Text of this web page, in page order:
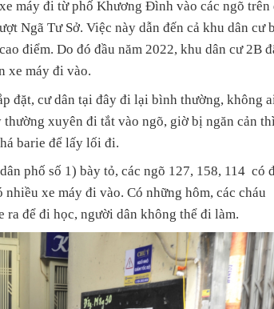
máy đi từ phố Khương Đình vào các ngõ trên
Ngã Tư Sở. Việc này dẫn đến cả khu dân cư
điểm. Do đó đầu năm 2022, khu dân cư 2B
xe máy đi vào.
đặt, cư dân tại đây đi lại bình thường, không
xuyên đi tắt vào ngõ, giờ bị ngăn cản
barie để lấy lối đi.
phố số 1) bày tỏ, các ngõ 127, 158, 114 có
xe máy đi vào. Có những hôm, các cháu
để đi học, người dân không thể đi làm.